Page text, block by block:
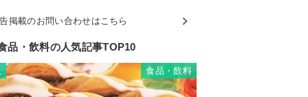
掲載のお問い合わせはこちら
品・飲料の人気記事TOP10
食品・飲料